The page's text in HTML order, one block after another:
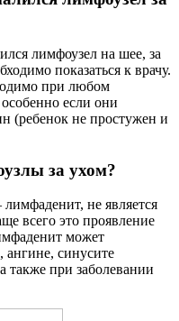
лимфоузел на шее, за
показаться к врачу.
при любом
если они
(ребенок не простужен и
за ухом?
не является
всего это проявление
может
ангине, синусите
также при заболевании